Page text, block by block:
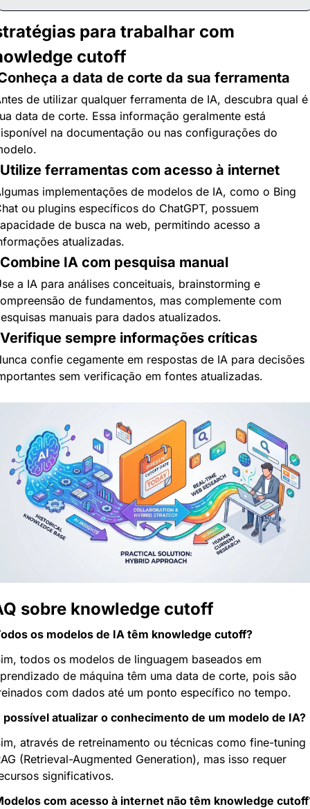
para trabalhar com
cutoff
a data de corte da sua ferramenta
de utilizar qualquer ferramenta de IA, descubra qual é
data de corte. Essa informação geralmente está
na documentação ou nas configurações do
ferramentas com acesso à internet
implementações de modelos de IA, como o Bing
ou plugins específicos do ChatGPT, possuem
de busca na web, permitindo acesso a
atualizadas.
IA com pesquisa manual
a IA para análises conceituais, brainstorming e
de fundamentos, mas complemente com
manuais para dados atualizados.
sempre informações críticas
confie cegamente em respostas de IA para decisões
sem verificação em fontes atualizadas.
sobre knowledge cutoff
os modelos de IA têm knowledge cutoff?
todos os modelos de linguagem baseados em
de máquina têm uma data de corte, pois são
com dados até um ponto específico no tempo.
possível atualizar o conhecimento de um modelo de IA?
através de retreinamento ou técnicas como fine-tuning
(Retrieval-Augmented Generation), mas isso requer
significativos.
com acesso à internet não têm knowledge